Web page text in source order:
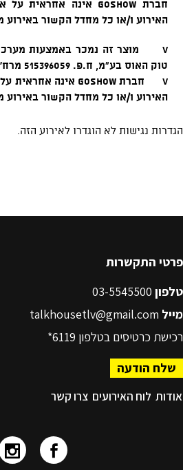
פרטי התקשרות
טלפון
מייל talkhousetlv@gmail.com
רכישת כרטיסים בטלפון 6119*
שלח הודעה
אודות לוח האירועים צרו קשר